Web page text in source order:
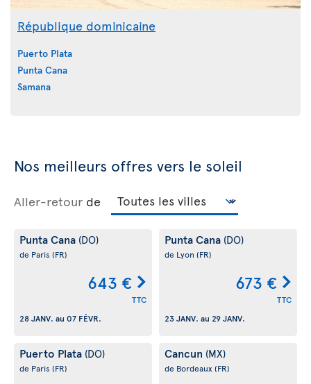
République dominicaine
Puerto Plata
Punta Cana
Samana
Nos meilleurs offres vers le soleil
Aller-retour de
Punta Cana (DO)
de Paris (FR)
643 €
TTC
28 JANV. au 07 FÉVR.
Punta Cana (DO)
de Lyon (FR)
673 €
TTC
23 JANV. au 29 JANV.
Puerto Plata (DO)
de Paris (FR)
Cancun (MX)
de Bordeaux (FR)